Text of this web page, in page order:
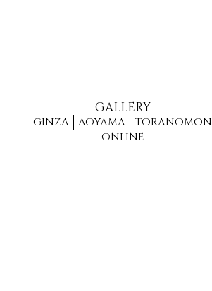
GALLERY
GINZA AOYAMA
TORANOMON
ONLINE